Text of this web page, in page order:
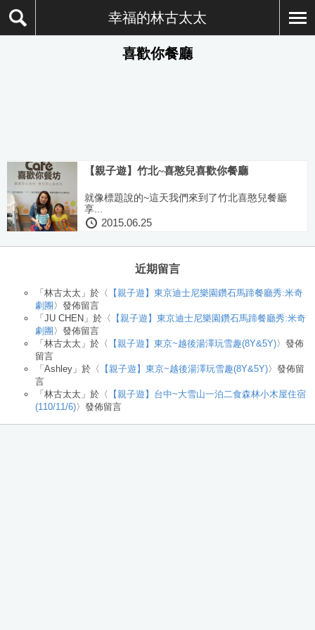
幸福的林古太太
喜歡你餐廳
【親子遊】竹北~喜憨兒喜歡你餐廳
就像標題說的~這天我們來到了竹北喜憨兒餐廳
享...
2015.06.25
近期留言
「 林古太太 」於〈
【親子遊】東京迪士尼樂園鑽石馬蹄餐廳秀:米奇
劇團 〉發佈留言
「 JU CHEN 」於〈
【親子遊】東京迪士尼樂園鑽石馬蹄餐廳秀:米奇
劇團 〉發佈留言
「 林古太太 」於〈 【親子遊】東京~越後湯澤玩雪趣(8Y&5Y)〉發佈
留言
「 Ashley 」於〈 【親子遊】東京~越後湯澤玩雪趣(8Y&5Y)〉發佈留
言
「 林古太太 」於〈
【親子遊】台中~大雪山一泊二食森林小木屋住宿
(110/11/6)〉發佈留言